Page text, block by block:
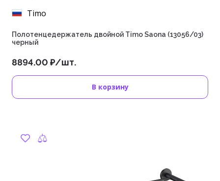
Timo
Полотенцедержатель двойной Timo Saona (13056/03)
черный
8894.00 ₽/шт.
В корзину